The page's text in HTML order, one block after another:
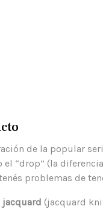
de la popular
“drop” (la
problemas de
(jacquard